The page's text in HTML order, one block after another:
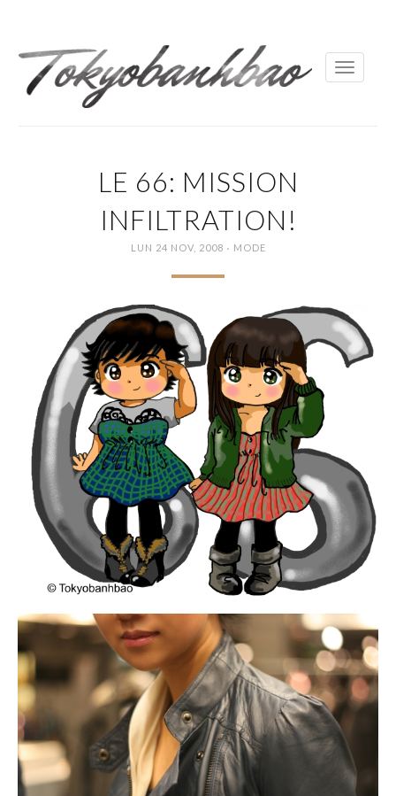
Toggle
LE 66: MISSION
INFILTRATION!
LUN 24 NOV, 2008 · MODE